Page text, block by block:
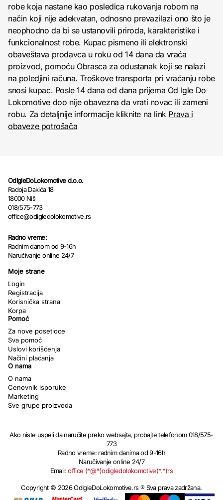
robe koja nastane kao posledica rukovanja robom na
način koji nije adekvatan, odnosno prevazilazi ono što je
neophodno da bi se ustanovili priroda, karakteristike i
funkcionalnost robe. Kupac pismeno ili elektronski
obaveštava prodavca u roku od 14 dana da vraća
proizvod, pomoću Obrasca za odustanak koji se nalazi
na poledjini računa. Troškove transporta pri vraćanju robe
snosi kupac. Posle 14 dana od dana prijema Od Igle Do
Lokomotive doo nije obavezna da vrati novac ili zameni
robu. Za detaljnije informacije kliknite na link Prava i
obaveze potrošača
OdIgleDoLokomotive d.o.o.
Radoja Dakića 18
18000 Niš
018/575-773
office@odigledolokomotive.rs
Radno vreme:
Radnim danom od 9-16h
Naručivanje online 24/7
Moje strane
Login
Registracija
Korisnička strana
Korpa
Pomoć
Za nove posetioce
Sva pomoć
Uslovi korišćenja
Načini plaćanja
O nama
O nama
Cenovnik isporuke
Marketing
Sve grupe proizvoda
Ako niste uspeli da naručite preko websajta, probajte telefonom 018/575-
773
Radno vreme: radnim danima od 9-16h
Naručivanje online 24/7
Email:office (*@*)odigledolokomotive(*.*)rs
Copyright © 2026 OdIgleDoLokomotive.rs ® Sva prava zadržana.